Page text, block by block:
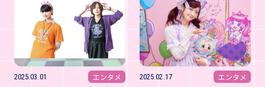
2025.03.01 エンタメ 2025.02.17 エンタメ